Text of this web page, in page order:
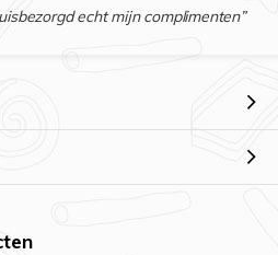
echt mijn complimenten”